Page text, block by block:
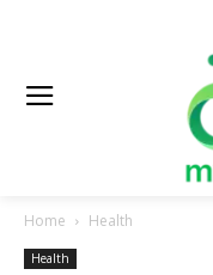
Home Health
Health